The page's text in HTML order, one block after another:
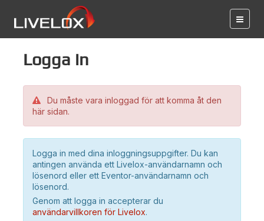
Logga in
Du måste vara inloggad för att komma åt den
här sidan.
Logga in med dina inloggningsuppgifter. Du kan
antingen använda ett Livelox-användarnamn och
lösenord eller ett Eventor-användarnamn och
lösenord.
Genom att logga in accepterar du
användarvillkoren för Livelox.